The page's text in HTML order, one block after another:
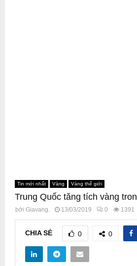
Tin mới nhất Vàng Vàng thế giới
Trung Quốc tăng tích vàng
bởi Giavang. 13/03/2019 0 1391
CHIA SẺ 0 0